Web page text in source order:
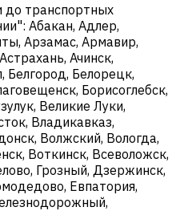
до транспортных
Абакан, Адлер,
Арзамас, Армавир,
Ачинск,
Белгород, Белорецк,
Борисоглебск,
Великие Луки,
Владикавказ,
Волжский, Вологда,
Воткинск, Всеволожск,
Грозный, Дзержинск,
Евпатория,